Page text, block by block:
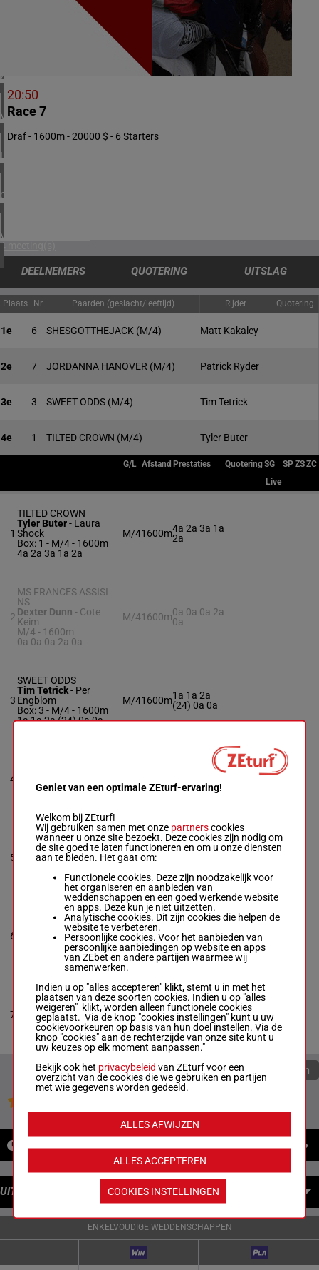
ZUID-AFRIKA
1 meeting(s)
VERENIGD KONINKRIJK
6 meeting(s)
IERLAND
1 meeting(s)
CHILI
1 meeting(s)
VERENIGDE STATEN
4 meeting(s)
20:50
Race 7
Draf - 1600m - 20000 $ - 6 Starters
DEELNEMERS QUOTERING UITSLAG
Plaats Nr. Paarden (geslacht/leeftijd) Rijder Quotering
1e 6 SHESGOTTHEJACK (M/4) Matt Kakaley
2e 7 JORDANNA HANOVER (M/4) Patrick Ryder
3e 3 SWEET ODDS (M/4) Tim Tetrick
4e 1 TILTED CROWN (M/4) Tyler Buter
G/L Afstand Prestaties QuoteringSG SPZSZC
Live
1
TILTED CROWN
Tyler Buter- Laura
Shock
Box: 1 - M/4 - 1600m
4a 2a 3a 1a 2a
M/41600m4a 2a 3a 1a
2a
2
MS FRANCES ASSISI
NS
Dexter Dunn - Cote
Keim
M/4 - 1600m
0a 0a 0a 2a 0a
M/41600m0a 0a 0a 2a
0a
3
SWEET ODDS
Tim Tetrick- Per
Engblom
Box: 3 - M/4 - 1600m
1a 1a 2a (24) 0a 0a
M/41600m1a 1a 2a
(24) 0a 0a
4
Box: 4 -M/4 - 1600m
0a 4a 1a 0a
1a
5
COURTLY MAIDEN
Braxten Boyd-Blake
Macintosh
0a (24) 3a 1a 1a 3a
M/31600m 0a (24) 3a
6
SHESGOTTHEJACK
Matt Kakaley-Jacob
M/4 - 1600m
3a 3a (24) 0a 1a 4a
M/41600m 3a 3a (24)
0a 1a 4a
7
JORDANNA HANOVER
Patrick Ryder -Tom
Fanning
Box: 7 -M/4 - 1600m
0a (24) 0a 2a 2a 3a
M/41600m0a (24) 0a
2a 2a 3a
Quoteringen verversen
NIEUWS
UITBETALINGEN
ENKELVOUDIGE WEDDENSCHAPPEN
Geniet van een optimale ZEturf-ervaring!
Welkom bij ZEturf!
Wij gebruiken samen met onze partnerscookies
wanneer u onze site bezoekt. Deze cookies zijn nodig om
de site goed te laten functioneren en om u onze diensten
aan te bieden. Het gaat om:
Functionele cookies. Deze zijn noodzakelijk voor
het organiseren en aanbieden van
weddenschappen en een goed werkende website
en apps. Deze kun je niet uitzetten.
Analytische cookies. Dit zijn cookies die helpen de
website te verbeteren.
Persoonlijke cookies. Voor het aanbieden van
persoonlijke aanbiedingen op website en apps
van ZEbet en andere partijen waarmee wij
samenwerken.
Indien u op "alles accepteren" klikt, stemt u in met het
plaatsen van deze soorten cookies. Indien u op "alles
weigeren" klikt, worden alleen functionele cookies
geplaatst. Via de knop "cookies instellingen" kunt u uw
cookievoorkeuren op basis van hun doel instellen. Via de
knop "cookies" aan de rechterzijde van onze site kunt u
uw keuzes op elk moment aanpassen."
Bekijk ook het privacybeleid van ZEturf voor een
overzicht van de cookies die we gebruiken en partijen
met wie gegevens worden gedeeld.
ALLES ACCEPTEREN
ALLES AFWIJZEN
COOKIES INSTELLINGEN